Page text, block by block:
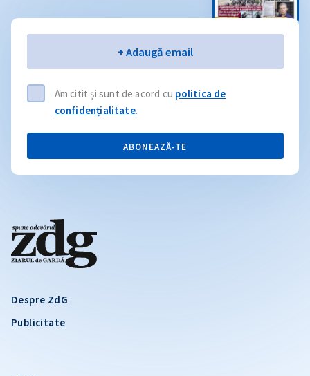
Despre ZdG
Publicitate
+ Adaugă email
Am citit și sunt de acord cu politica de
confidențialitate.
ABONEAZĂ-TE